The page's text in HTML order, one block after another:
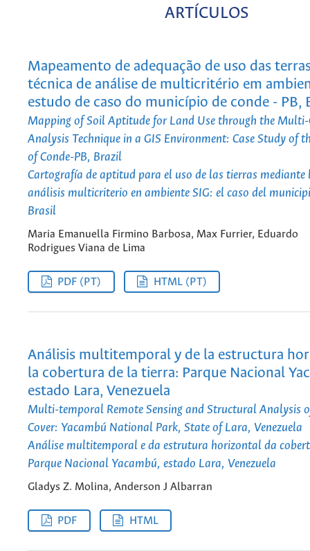
ARTÍCULOS
Mapeamento de adequação de uso das
técnica de análise de multicritério em
estudo de caso do município de conde - PB,
Mapping of Soil Aptitude for Land Use through the
Analysis Technique in a GIS Environment: Case Study of
of Conde-PB, Brazil
Cartografía de aptitud para el uso de las tierras mediante
análisis multicriterio en ambiente SIG: el caso del
Brasil
Maria Emanuella Firmino Barbosa, Max Furrier, Eduardo
Rodrigues Viana de Lima
PDF (PT) HTML (PT)
Análisis multitemporal y de la estructura
la cobertura de la tierra: Parque Nacional
estado Lara, Venezuela
Multi-temporal Remote Sensing and Structural Analysis
Cover: Yacambú National Park, State of Lara, Venezuela
Análise multitemporal e da estrutura horizontal da
Parque Nacional Yacambú, estado Lara, Venezuela
Gladys Z. Molina, Anderson J Albarran
PDF HTML